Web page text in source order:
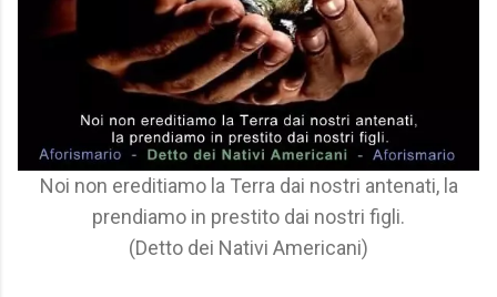
Noi non ereditiamo la Terra dai nostri antenati, la
prendiamo in prestito dai nostri figli.
(Detto dei Nativi Americani)